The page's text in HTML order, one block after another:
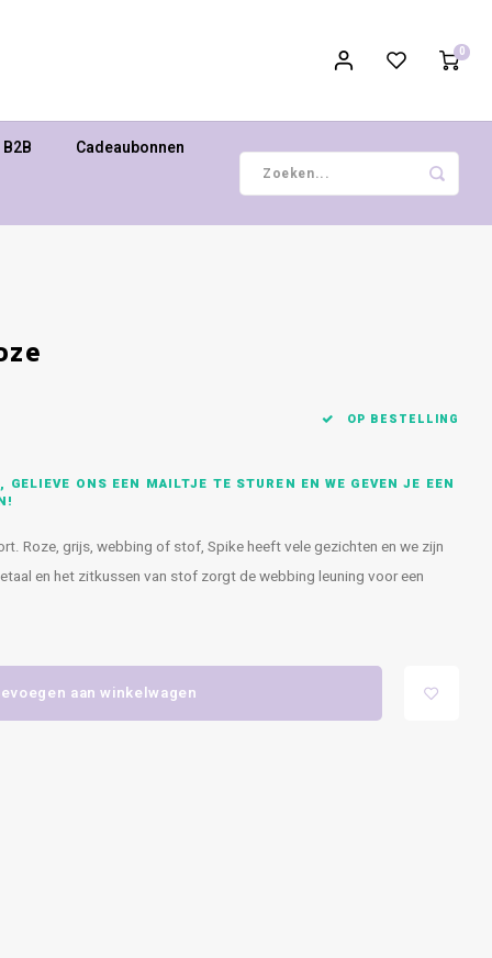
0
B2B Cadeaubonnen
OP BESTELLING
ONS EEN MAILTJE TE STUREN EN WE GEVEN JE EEN
Roze, grijs, webbing of stof, Spike heeft vele gezichten en we zijn
en het zitkussen van stof zorgt de webbing leuning voor een
aan winkelwagen